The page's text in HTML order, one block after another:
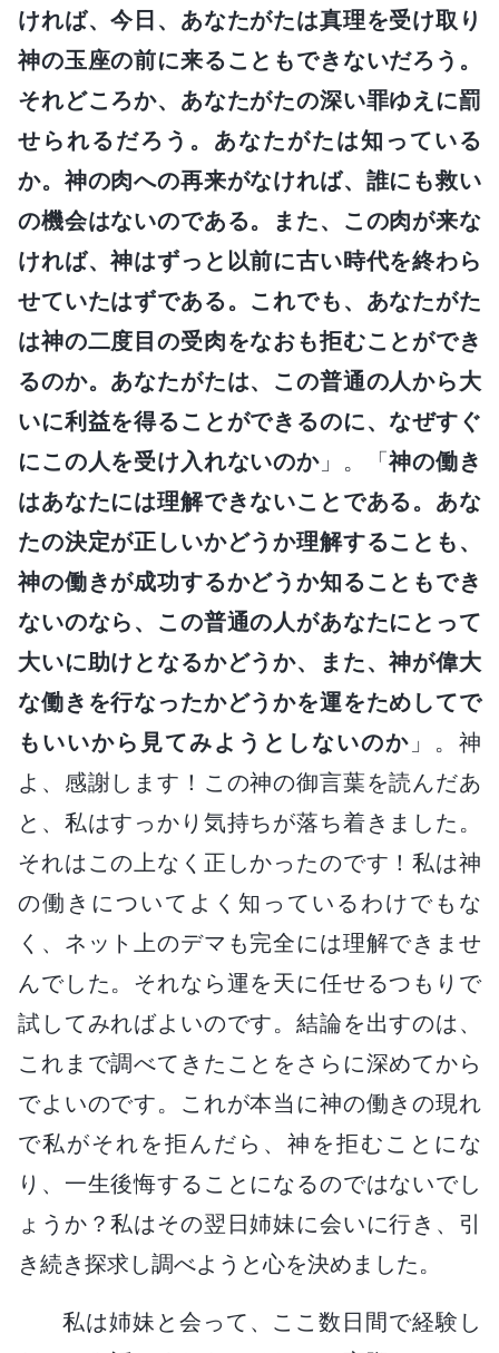
ければ、今日、あなたがたは真理を受け取り
神の玉座の前に来ることもできないだろう。
それどころか、あなたがたの深い罪ゆえに罰
せられるだろう。あなたがたは知っている
か。神の肉への再来がなければ、誰にも救い
の機会はないのである。また、この肉が来な
ければ、神はずっと以前に古い時代を終わら
せていたはずである。これでも、あなたがた
は神の二度目の受肉をなおも拒むことができ
るのか。あなたがたは、この普通の人から大
いに利益を得ることができるのに、なぜすぐ
にこの人を受け入れないのか」。「神の働き
はあなたには理解できないことである。あな
たの決定が正しいかどうか理解することも、
神の働きが成功するかどうか知ることもでき
ないのなら、この普通の人があなたにとって
大いに助けとなるかどうか、また、神が偉大
な働きを行なったかどうかを運をためしてで
もいいから見てみようとしないのか 」。神
よ、感謝します！この神の御言葉を読んだあ
と、私はすっかり気持ちが落ち着きました。
それはこの上なく正しかったのです！私は神
の働きについてよく知っているわけでもな
く、ネット上のデマも完全には理解できませ
んでした。それなら運を天に任せるつもりで
試してみればよいのです。結論を出すのは、
これまで調べてきたことをさらに深めてから
でよいのです。これが本当に神の働きの現れ
で私がそれを拒んだら、神を拒むことにな
り、一生後悔することになるのではないでし
ょうか？私はその翌日姉妹に会いに行き、引
き続き探求し調べようと心を決めました。
私は姉妹と会って、ここ数日間で経験し